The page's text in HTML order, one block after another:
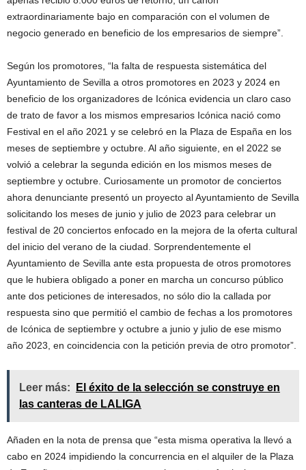
extraordinariamente bajo en comparación con el volumen de
negocio generado en beneficio de los empresarios de siempre”.
Según los promotores, “la falta de respuesta sistemática del
Ayuntamiento de Sevilla a otros promotores en 2023 y 2024 en
beneficio de los organizadores de Icónica evidencia un claro caso
de trato de favor a los mismos empresarios Icónica nació como
Festival en el año 2021 y se celebró en la Plaza de España en los
meses de septiembre y octubre. Al año siguiente, en el 2022 se
volvió a celebrar la segunda edición en los mismos meses de
septiembre y octubre. Curiosamente un promotor de conciertos
ahora denunciante presentó un proyecto al Ayuntamiento de Sevilla
solicitando los meses de junio y julio de 2023 para celebrar un
festival de 20 conciertos enfocado en la mejora de la oferta cultural
del inicio del verano de la ciudad. Sorprendentemente el
Ayuntamiento de Sevilla ante esta propuesta de otros promotores
que le hubiera obligado a poner en marcha un concurso público
ante dos peticiones de interesados, no sólo dio la callada por
respuesta sino que permitió el cambio de fechas a los promotores
de Icónica de septiembre y octubre a junio y julio de ese mismo
año 2023, en coincidencia con la petición previa de otro promotor”.
Leer más:
El éxito de la selección se construye en
las canteras de LALIGA
Añaden en la nota de prensa que “esta misma operativa la llevó a
cabo en 2024 impidiendo la concurrencia en el alquiler de la Plaza